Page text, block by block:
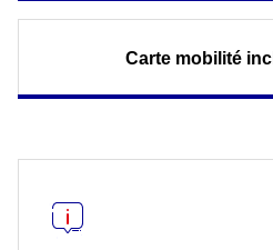
Carte mobilité